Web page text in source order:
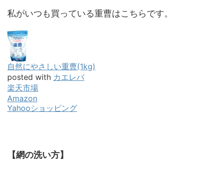
私がいつも買っている重曹はこちらです。
自然にやさしい重曹(1kg)
posted with カエレバ
楽天市場
Amazon
Yahooショッピング
【網の洗い方】